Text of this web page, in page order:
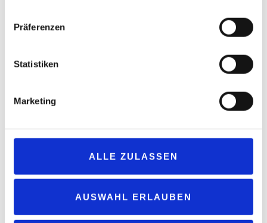
Präferenzen
Statistiken
Marketing
ALLE ZULASSEN
AUSWAHL ERLAUBEN